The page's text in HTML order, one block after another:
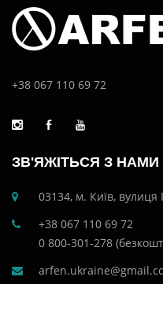
+38 067 110 69 72
ЗВ'ЯЖІТЬСЯ З НАМИ
03134, м. Київ,
+38 067 110 69 72
0 800-301-278